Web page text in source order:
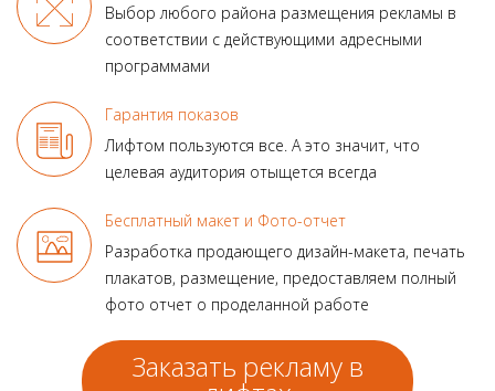
Выбор любого района размещения рекламы в
соответствии с действующими адресными
программами
Гарантия показов
Лифтом пользуются все. А это значит, что
целевая аудитория отыщется всегда
Бесплатный макет и Фото-отчет
Разработка продающего дизайн-макета, печать
плакатов, размещение, предоставляем полный
фото отчет о проделанной работе
Заказать рекламу в